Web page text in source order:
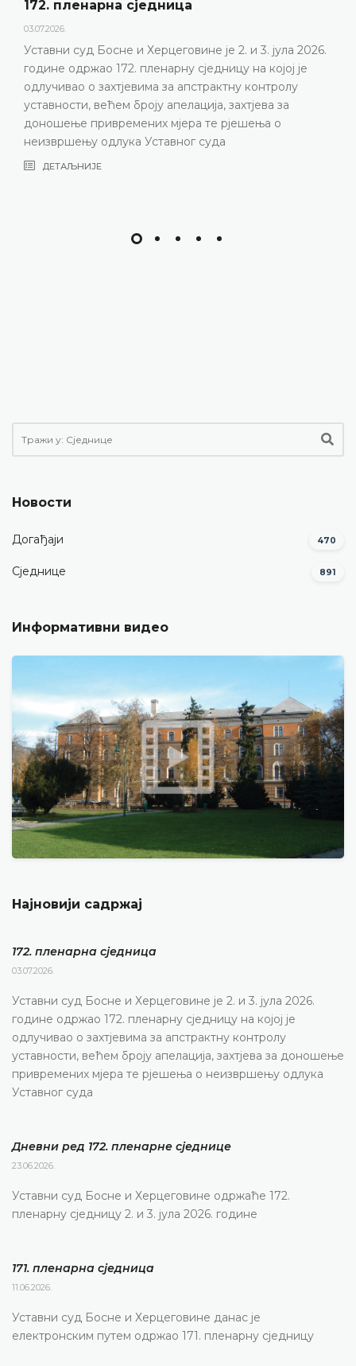
Дневни ред 172. пленарне сједнице
23.06.2026.
Уставни суд Босне и Херцеговине одржаће 172.
пленарну сједницу 2. и 3. јула 2026. године
ДЕТАЉНИЈЕ
Новости
Догађаји 470
Сједнице 891
Информативни видео
Најновији садржај
172. пленарна сједницa
03.07.2026.
Уставни суд Босне и Херцеговине је 2. и 3. јула 2026.
године одржао 172. пленарну сједницу на којој је
одлучивао о захтјевима за апстрактну контролу
уставности, већем броју апелација, захтјева за доношење
привремених мјера те рјешења о неизвршењу одлука
Уставног суда
Дневни ред 172. пленарне сједнице
23.06.2026.
Уставни суд Босне и Херцеговине одржаће 172.
пленарну сједницу 2. и 3. јула 2026. године
171. пленарна сједницa
11.06.2026.
Уставни суд Босне и Херцеговине данас је
електронским путем одржао 171. пленарну сједницу